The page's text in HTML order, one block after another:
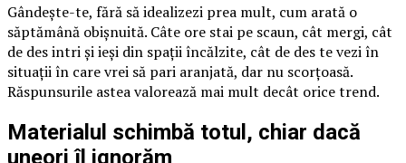
Gândește-te, fără să idealizezi prea mult, cum arată o
săptămână obișnuită. Câte ore stai pe scaun, cât mergi, cât
de des intri și ieși din spații încălzite, cât de des te vezi în
situații în care vrei să pari aranjată, dar nu scorțoasă.
Răspunsurile astea valorează mai mult decât orice trend.
Materialul schimbă totul, chiar dacă
uneori îl ignorăm